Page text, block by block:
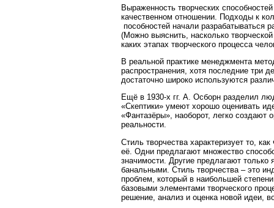
Выраженность творческих
качественном отношении. Подходы к
пособностей начали разрабатываться
(Можно выяснить, насколько
каких этапах творческого процесса
В реальной практике менеджмента
распространения, хотя последние три
достаточно широко используются
Ещё в 1930-х гг. А. Осборн разделил
«Скептики» умеют хорошо оценивать
«Фантазёры», наоборот, легко создают
реальности.
Стиль творчества характеризует то,
её. Одни предлагают множество
значимости. Другие предлагают
банальными. Стиль творчества – это
проблем, который в наибольшей
базовыми элементами творческого
решение, анализ и оценка новой идеи,